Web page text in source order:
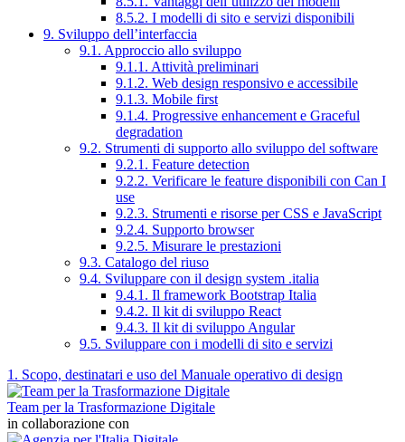
8.5.2. I modelli di sito e servizi disponibili
9. Sviluppo dell’interfaccia
9.1. Approccio allo sviluppo
9.1.1. Attività preliminari
9.1.2. Web design responsivo e accessibile
9.1.3. Mobile first
9.1.4. Progressive enhancement e Graceful
degradation
9.2. Strumenti di supporto allo sviluppo del software
9.2.1. Feature detection
9.2.2. Verificare le feature disponibili con Can I
use
9.2.3. Strumenti e risorse per CSS e JavaScript
9.2.4. Supporto browser
9.2.5. Misurare le prestazioni
9.3. Catalogo del riuso
9.4. Sviluppare con il design system .italia
9.4.1. Il framework Bootstrap Italia
9.4.2. Il kit di sviluppo React
9.4.3. Il kit di sviluppo Angular
9.5. Sviluppare con i modelli di sito e servizi
1. Scopo, destinatari e uso del Manuale operativo di design
Team per la Trasformazione Digitale
in collaborazione con